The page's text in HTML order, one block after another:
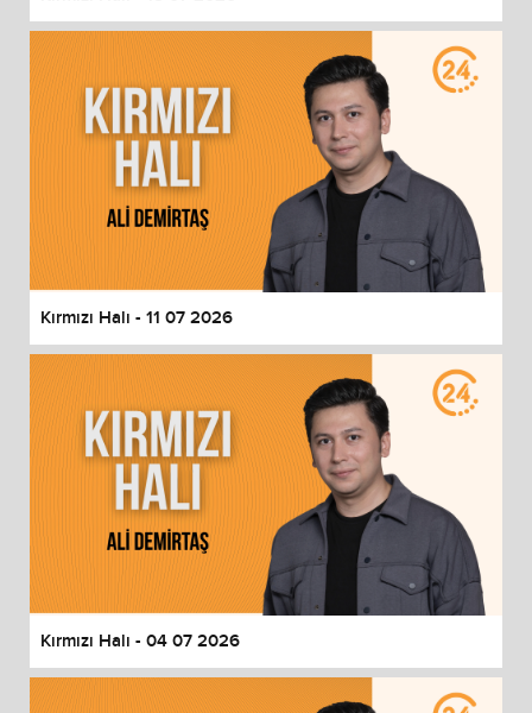
Kırmızı Halı - 11 07 2026
Kırmızı Halı - 04 07 2026